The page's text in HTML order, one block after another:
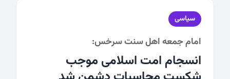
فرهنگی
ورزشی
سیاسی
امام جمعه اهل سنت سرخس:
انسجام امت اسلامی موجب